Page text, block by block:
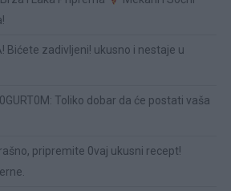
Bićete zadivljeni! ukusno i nestaje u
Toliko dobar da će postati vaša
pripremite 0vaj ukusni recept!